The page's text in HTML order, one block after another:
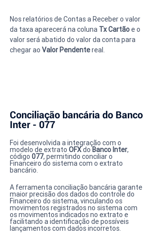
Nos relatórios de Contas a Receber o valor
da taxa aparecerá na coluna Tx Cartão e o
valor será abatido do valor da conta para
chegar ao Valor Pendente real.
Conciliação bancária do Banco
Inter - 077
Foi desenvolvida a integração com o
modelo de extrato OFX do Banco Inter,
código 077, permitindo conciliar o
Financeiro do sistema com o extrato
bancário.
A ferramenta conciliação bancária garante
maior precisão dos dados do controle do
Financeiro do sistema, vinculando os
movimentos registrados no sistema com
os movimentos indicados no extrato e
facilitando a identificação de possíveis
lançamentos com dados incorretos.